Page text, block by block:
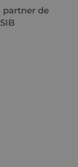
partner de